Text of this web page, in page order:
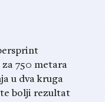
750 metara
u dva kruga
bolji rezultat